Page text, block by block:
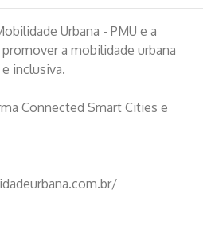
Urbana - PMU e a
a mobilidade urbana
inclusiva.
Connected Smart Cities e